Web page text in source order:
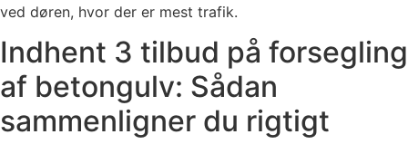
ved døren, hvor der er mest trafik.
Indhent 3 tilbud på forsegling
af betongulv: Sådan
sammenligner du rigtigt